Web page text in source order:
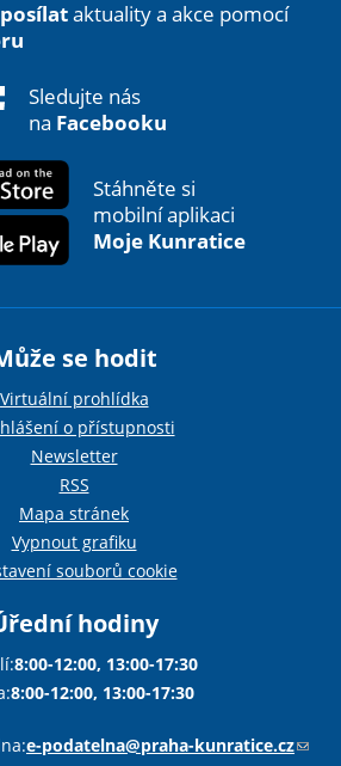
aktuality a akce pomocí
Sledujte nás
na Facebooku
Stáhněte si
mobilní aplikaci
Moje Kunratice
se hodit
Virtuální prohlídka
o přístupnosti
Newsletter
RSS
Mapa stránek
Vypnout grafiku
souborů cookie
hodiny
8:00-12:00, 13:00-17:30
8:00-12:00, 13:00-17:30
e-podatelna@praha-kunratice.cz(